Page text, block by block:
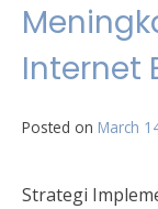
Internet
Posted on March
Strategi